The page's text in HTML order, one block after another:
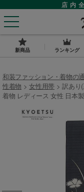
店内
新商品 ランキング
和装ファッション・着物の
性着物
女性用帯
訳あり
着物 レディース 女性 日本製